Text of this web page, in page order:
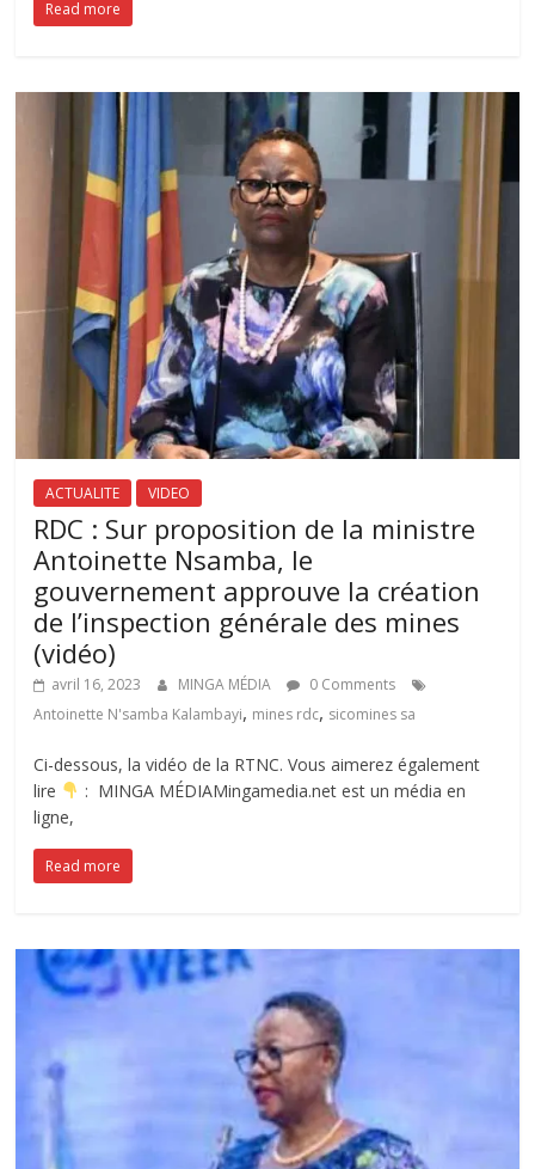
Read more
ACTUALITE VIDEO
RDC : Sur proposition de la ministre
Antoinette Nsamba, le
gouvernement approuve la création
de l’inspection générale des mines
(vidéo)
avril 16, 2023 MINGA MÉDIA
0 Comments
Antoinette N'samba Kalambayi, mines rdc, sicomines sa
Ci-dessous, la vidéo de la RTNC. Vous aimerez également
lire
: MINGA MÉDIAMingamedia.net est un média en
ligne,
Read more